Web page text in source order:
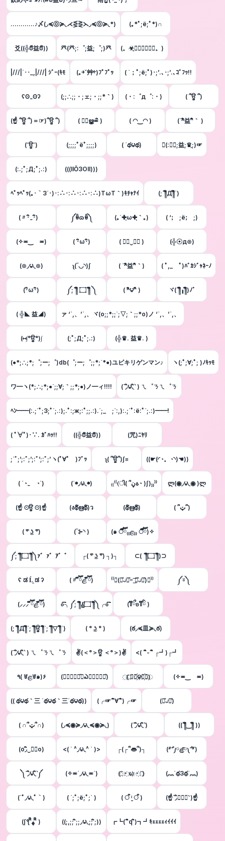
…………♪〆(◞≼⓪≽◟⋌⋚⋛⋋◞≼⓪≽◟*) (｡*ﾟ;ё;ﾟ*)∩
爻((╬ಠิ益ಠิ)) 癶(癶;:゜;益;゜;)癶 (。☣ฺ⋌⋚⋛⋋☣ฺ。)
|///|´･･_,|///| ｼﾞｰ(ｷﾓ (｡￫ˇ艸￩)ﾌﾟﾌﾟｯ ( ´；ﾟ;ё;ﾟ)･;’.､･;’.､ｺﾞﾌｯ!!
ʕʘ‿ʘʔ (;;∴;;・;ェ;・;;*｀) (・:゜д゜:・) ( ՞ਊ ՞)
(☝ ՞ਊ ՞)＝☞)՞ਊ ՞) ( ≖ิൠ≖ิ ) ( ◠‿◠ ) (´^ิ益^ิ｀ )
(˘ਊ˘) (;;;;ﾟёﾟ;;;;) ( ´థ౪థ) ☜(:♛ฺ;益;♛ฺ;)☞
(:.;ﾟ;Д;ﾟ;.:) (((llŎЗOll)))
ﾍﾟｯﾍﾟｯ(｡･｀3´･)･:∴･:∴･:∴･:∴)TωT｀)ｷﾁｬﾅｲ (;´༎ຶД༎ຶ`)
(〃･ิ‿･ิ)ゞ ༼ꉺɷꉺ༽ (｡´✚ฺω✚ฺ｀｡) ( ‘;゚;ё;゚;)
(✧≖‿ゝ≖) ( ･ิω･ิ) ( ≖ิ‿≖ิ ) (╬☉д⊙)
(⊙◞౪◟⊙) ʅ(‾◡◝)ʃ ( ´^ิ益^ิ｀) ( ﾟ,_ゝﾟ)ﾊﾞｶｼﾞｬﾈｰﾉ
(･ิω･ิ) ༼;´༎ຶ ۝ ༎ຶ ༽ ( ^ิ౪^ิ ) ヾ(´༎ຶ╻༎ຶ)ﾉﾞ
( ╬◣ 益◢) ァ ‘`,、’`,、ヾ(o;;*;;´;▽;｀;;*o)ノ ‘`,、’`,、
(⑅∫°ਊ°)∫ (;ﾟ;Д;ﾟ;.:) (╬♛. 益♛. )
(●*;∴;*;゜;ー;゜)db(゜;ー;゜;;*;`*●)ユビキリゲンマン♪ ヽ(;ﾟ;∀;ﾟ; )ﾉｷｯﾓ
ワ━ヽ(*;∴;*;●´;;∀;｀;;*;●)ノ━ィ!!!! (΄◞ิ౪◟ิ‵ ) ㄟ゜ㄋㄟ゜ㄋ
ﾍﾝ━━(:.;´ﾟ;3;ﾟ`;.:);.ﾟ:;ж;:ﾟ;;.:).´;_ゝ;`:,):.;´ﾟ:ё:ﾟ`;.:)━━!
( ﾟ∀ﾟ)･∵. ｶﾞﾊｯ!! ((╬ಠิ益ಠิ)) (咒)ﾆﾔﾘ
;`ﾞ;’;:ﾞ;’;:ﾞ’;:ﾞ;’ヽ(ﾟ∀ﾟゞ)ﾌﾞｯ ʅ( ՞ਊ՞)ʃ≡︎ ((☛(◜◔。◔◝)☚))
( ´◔‿ゝ◔`) (´◉◞౪◟◉) ‎₍₍⁽⁽(ી( ՞ةڼ◔ )ʃ)₎₎⁾⁾ ლ(◉◞౪◟◉ )ლ
(☝ ⊙ਊ ⊙)☝ (งథิഋథิ)ว (థิഋథิ) ( ՞ټ՞)
( ͡° ͜ʖ ͡°) (‾⊱◝ ) (๑ ऀืົཽ₍₍ළ₎₎ ऀืົཽ)✧
༼;´༎ຶ۝ ༎ຶ༽ｧ゛ｧ゛ｱ゛゛ ┌( ͡° ͜ʖ ͡°) ┐)┐ ⊂( ´༎ຶ۝ ༎ຶ)⊃
ʕ ಡ Ĺ̯ ಡ ʔ (〃 ຶཽළ̉ ຶཽ) ⁽⁽◞(꒪ͦᴗ̵̍꒪ͦ=͟͟͞͞ ꒪ͦᴗ̵̍꒪ͦ)◟⁾⁾ ༼⍤༽
(⸝⸝⸝ ຶཽළ̉ ຶཽ) o͡͡͡͡͡͡͡͡͡͡͡͡͡͡╮༼;´༎ຶ.̸̸̸̸̸̸̸̸̸̸̸̸̸̸̸̸̸̸̸̸̸̸̸̸̨̨̨̨̨̨̨̨̨̨̨̨.̸̸̨̨۝ ༎ຶ༽╭o͡͡͡͡͡͡͡͡͡͡͡͡͡͡ (꒦໊ྀʚ꒦໊ི )
(;´༎ຶД༎ຶ`;´༎ຶਊ ༎ຶ`;´༎ຶ▽ ༎ຶ`) ( ° ͜ʖ ° ) (ఠ◞≼皿≽◟ఠ)
(΄◞ิ౪◟ิ‵ ) ㄟ゜ㄋㄟ゜ㄋ ✌(＜°＞ਊ ＜°＞)✌ <( ´ิ-´ิ ┌┛)┌┛
٩( ꇐළꇐ๑)۶ (࿌⃘⃝⃚⃟᷇༿ఎ࿌⃘⃝⃚⃟᷆) ҉(҉ ҉◉◞҉౪҉◟҉◉)҉ (✧≖‿ゝ≖)
(( థ౪థ｀三 ´థ౪థ｀三´థ౪థ)) (╭☞´ิ∀´ิ)╭☞ (꒪ͦᴗ̵̍꒪ͦ)
( ∩՞ټ՞∩) (◞≼◉≽◞౪◟≼◉≽◟) (΄◞ิ౪◟ิ‵) (( ༎ຶ‿༎ຶ ))
(o◞ิ‿◟ิo) <( ΄ ^◞౪◟^ ` )> ┌(┌՞👄՞)┐ (ᐥ῀͒᷄༿ළ̵̮̈͂༾῀͒᷅ᐥ)
༽΄◞ิ౪◟ิ‵༼ (✧≖´◞౪◟≖`) (҉´҉・҉ω҉・҉`҉) (灬´థ3థ`灬)
(´ﾟ◞౪◟ﾟ｀) ( ´;ﾟ;ё;ﾟ;` ) ( ऀ ˡ̼̮ ऀ ) (☝΄◞ิ۝◟ิ‵)☝
(ʃƪ`ิิﻬ`ิิ ) ((;,;; ิ;;◞౪◟;; ิ;)) ┏┗(´ิq´ิ)┓┛ｷｪｪｪｪｨｲｲｲ